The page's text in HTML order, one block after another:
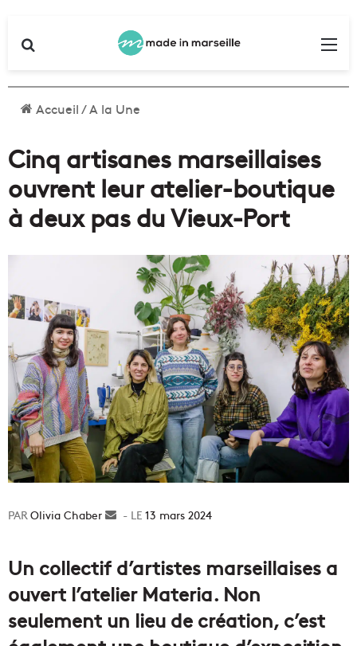
Accueil/A la Une
Cinq artisanes marseillaises
ouvrent leur atelier-boutique
à deux pas du Vieux-Port
Olivia Chaber
Envoyer13 mars 2024
Un collectif d’artistes marseillaises a
ouvert l’atelier Materia. Non
seulement un lieu de création, c’est